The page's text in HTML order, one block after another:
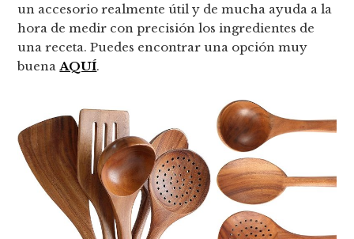
un accesorio realmente útil y de mucha ayuda a la
hora de medir con precisión los ingredientes de
una receta. Puedes encontrar una opción muy
buena AQUÍ.